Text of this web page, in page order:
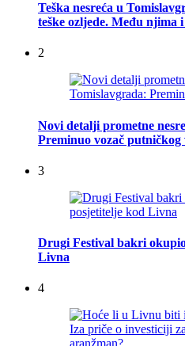
Teška nesreća u
teške ozljede. Među njima
2
Novi detalji prometne
Preminuo vozač putničkog
3
Drugi Festival bakri
Livna
4